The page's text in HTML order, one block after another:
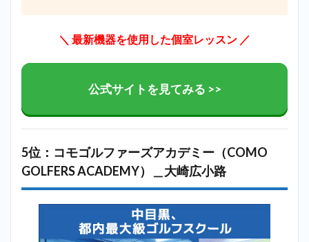
＼ 最新機器を使用した個室レッスン ／
公式サイトを見てみる >>
5位：コモゴルファーズアカデミー（COMO
GOLFERS ACADEMY）＿大崎広小路